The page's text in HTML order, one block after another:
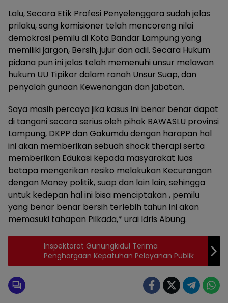
Lalu, Secara Etik Profesi Penyelenggara sudah jelas
prilaku, sang komisioner telah mencoreng nilai
demokrasi pemilu di Kota Bandar Lampung yang
memiliki jargon, Bersih, jujur dan adil. Secara Hukum
pidana pun ini jelas telah memenuhi unsur melawan
hukum UU Tipikor dalam ranah Unsur Suap, dan
penyalah gunaan Kewenangan dan jabatan.
Saya masih percaya jika kasus ini benar benar dapat
di tangani secara serius oleh pihak BAWASLU provinsi
Lampung, DKPP dan Gakumdu dengan harapan hal
ini akan memberikan sebuah shock therapi serta
memberikan Edukasi kepada masyarakat luas
betapa mengerikan resiko melakukan Kecurangan
dengan Money politik, suap dan lain lain, sehingga
untuk kedepan hal ini bisa menciptakan , pemilu
yang benar benar bersih terlebih tahun ini akan
memasuki tahapan Pilkada,* urai Idris Abung.
Inspektorat Gunungkidul Terima
Penghargaan Kepatuhan Pelayanan Publik